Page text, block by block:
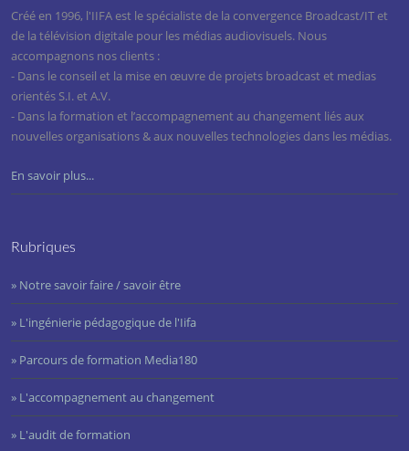
Créé en 1996, l'IIFA est le spécialiste de la convergence Broadcast/IT et
de la télévision digitale pour les médias audiovisuels. Nous
accompagnons nos clients :
- Dans le conseil et la mise en œuvre de projets broadcast et medias
orientés S.I. et A.V.
- Dans la formation et l’accompagnement au changement liés aux
nouvelles organisations & aux nouvelles technologies dans les médias.
En savoir plus...
Rubriques
» Notre savoir faire / savoir être
» L'ingénierie pédagogique de l'Iifa
» Parcours de formation Media180
» L'accompagnement au changement
» L'audit de formation